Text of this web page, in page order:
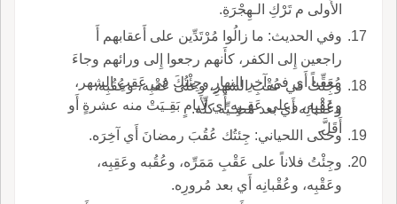
الأُولى م تَرْكِ الـهِجْرَةِ.
راجعين إِلى الكفر، كأَنهم رجعوا إِلى ورائهم وجاءَ
مُعَقِّباً أَي في آخرِ النهارِ وجِئْتُكَ في عَقِبِ الشهر،
وعَقْبِه، وعلى عَقِـبِه أَي لأَيامٍ بَقِـيَتْ منه عشرةٍ أَو
أَقَلَّ.
وجِئتُ في عُقْبِ الشهرِ، وعلى عُقْبِه، وعُقُبِه،
وعُقْبانِه أَي بعد مُضِـيِّه كلِّه.
وحكى اللحياني: جِئتُك عُقُبَ رمضانَ أَي آخِرَه.
وجِئْتُ فلاناً على عَقْبِ مَمَرِّه، وعُقُبه وعَقِبِه،
وعَقْبِه، وعُقْبانِه أَي بعد مُرورِه.